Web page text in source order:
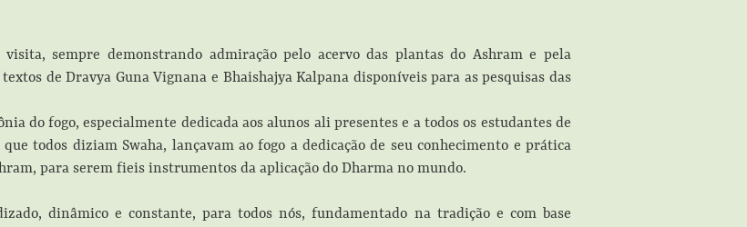
sempre demonstrando admiração pelo acervo das plantas do Ashram e pela
de Dravya Guna Vignana e Bhaishajya Kalpana disponíveis para as pesquisas das
do fogo, especialmente dedicada aos alunos ali presentes e a todos os estudantes de
todos diziam Swaha, lançavam ao fogo a dedicação de seu conhecimento e prática
para serem fieis instrumentos da aplicação do Dharma no mundo.
dinâmico e constante, para todos nós, fundamentado na tradição e com base